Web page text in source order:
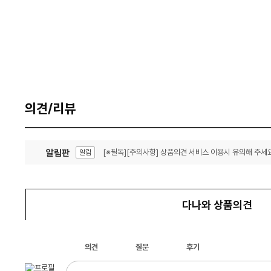
의견/리뷰
알림판 알림 [※필독][주의사항] 상품의견 서비스 이용시 유의해 주세
다나와 상품의견
의견 질문 후기